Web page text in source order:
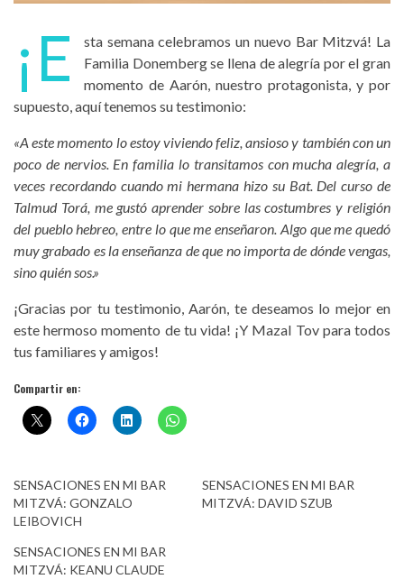
¡E
sta semana celebramos un nuevo Bar Mitzvá! La
Familia Donemberg se llena de alegría por el gran
momento de Aarón, nuestro protagonista, y por
supuesto, aquí tenemos su testimonio:
«A este momento lo estoy viviendo feliz, ansioso y también con un
poco de nervios. En familia lo transitamos con mucha alegría, a
veces recordando cuando mi hermana hizo su Bat. Del curso de
Talmud Torá, me gustó aprender sobre las costumbres y religión
del pueblo hebreo, entre lo que me enseñaron. Algo que me quedó
muy grabado es la enseñanza de que no importa de dónde vengas,
sino quién sos.»
¡Gracias por tu testimonio, Aarón, te deseamos lo mejor en
este hermoso momento de tu vida! ¡Y Mazal Tov para todos
tus familiares y amigos!
Compartir en:
SENSACIONES EN MI BAR
MITZVÁ: GONZALO
LEIBOVICH
SENSACIONES EN MI BAR
MITZVÁ: DAVID SZUB
SENSACIONES EN MI BAR
MITZVÁ: KEANU CLAUDE